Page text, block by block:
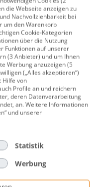
zum Schutz gegen
Randabschluss als
die Webseite anzeigen zu
Nachvollziehbarkeit bei
um den Warenkorb
Cookie-Kategorien
über die Nutzung
Funktionen auf unserer
(3 Anbieter) und um Ihnen
Werbung anzuzeigen (5
(„Alles akzeptieren“)
Hilfe von
Profile an und reichern
deren Datenverarbeitung
an. Weitere Informationen
und unserer
Statistik
Werbung